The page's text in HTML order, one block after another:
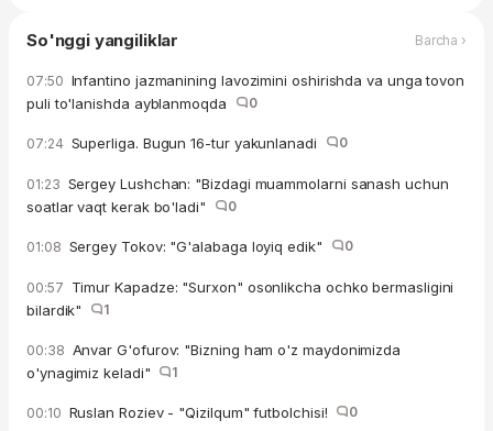
So'nggi yangiliklar Barcha ›
07:50 Infantino jazmanining lavozimini oshirishda va unga tovon
puli to'lanishda ayblanmoqda
0
07:24 Superliga. Bugun 16-tur yakunlanadi 0
01:23 Sergey Lushchan: "Bizdagi muammolarni sanash uchun
soatlar vaqt kerak bo'ladi"
0
01:08 Sergey Tokov: "G'alabaga loyiq edik" 0
00:57 Timur Kapadze: "Surxon" osonlikcha ochko bermasligini
bilardik"
1
00:38 Anvar G'ofurov: "Bizning ham o'z maydonimizda
o'ynagimiz keladi"
1
00:10 Ruslan Roziev - "Qizilqum" futbolchisi! 0